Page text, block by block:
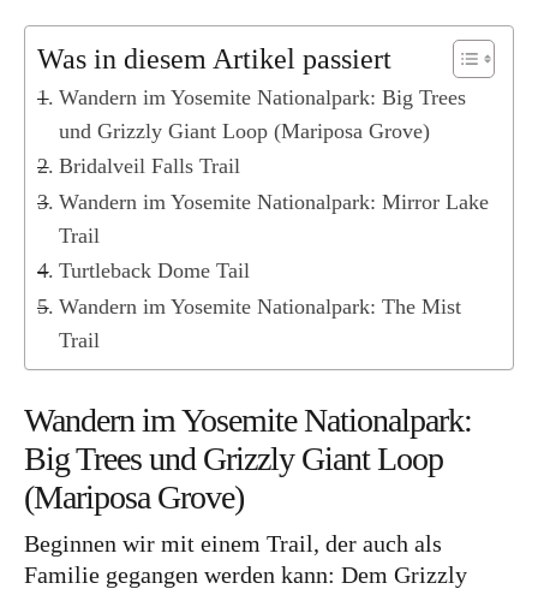
Taiwan
Europa
Baltikum
Lettland
Nordeuropa
Färöer Inseln
Schweden
Osteuropa
Bosnien und Herzegowina
Kroatien
Was in diesem Artikel passiert
Wandern im Yosemite Nationalpark: Big Trees
und Grizzly Giant Loop (Mariposa Grove)
Bridalveil Falls Trail
Wandern im Yosemite Nationalpark: Mirror Lake
Trail
Turtleback Dome Tail
Wandern im Yosemite Nationalpark: The Mist
Trail
Wandern im Yosemite Nationalpark:
Big Trees und Grizzly Giant Loop
(Mariposa Grove)
Beginnen wir mit einem Trail, der auch als
Familie gegangen werden kann: Dem Grizzly